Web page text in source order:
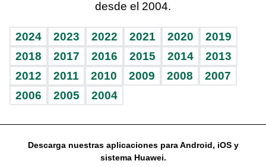
Vida y familia
Eñe
Celebrando la vida
Sin complejos
En pocas palabras
Escuchando al corazón
BRV
TBT Deportivo
Más firmas
Guía del dinero
Horóscopos
desde el 2004.
2024 2023 2022 2021 2020
2019
2018
2017 2016 2015 2014
2013
2012
2011 2010 2009 2008
2007
2006
2005 2004
Descarga nuestras aplicaciones para Android, iOS y
sistema Huawei.